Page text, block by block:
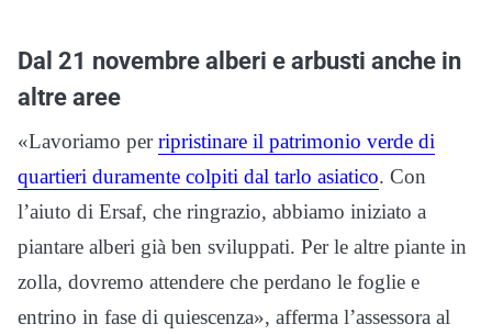
Dal 21 novembre alberi e arbusti anche in
altre aree
«Lavoriamo perripristinare il patrimonio verde di
quartieri duramente colpiti dal tarlo asiatico. Con
l’aiuto di Ersaf, che ringrazio, abbiamo iniziato a
piantare alberi già ben sviluppati. Per le altre piante in
zolla, dovremo attendere che perdano le foglie e
entrino in fase di quiescenza», afferma l’assessora al